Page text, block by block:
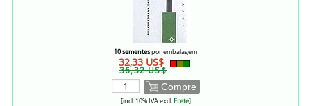
10 sementespor embalagem
32,33 US$
36,32 US$
Compre
[incl. 10% IVA excl.Frete]